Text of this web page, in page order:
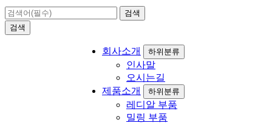
검색
검색
회사소개 하위분류
인사말
오시는길
제품소개
하위분류
레디알 부품
밀링 부품